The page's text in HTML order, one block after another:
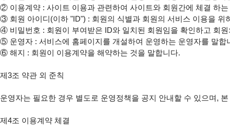
②
③
④
⑤
⑥ 해지 : 회원이 이용계약을 해약하는 것을 말합니다.
제3조 약관 외 준칙
운영자는 필요한 경우 별도로 운영정책을 공지 안내할 수 있으며,
제4조 이용계약 체결